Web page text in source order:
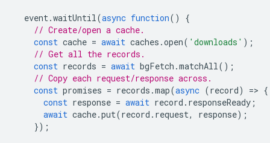
event.waitUntil(async function()
{
// Create/open a cache.
const cache = await caches .open( 'downloads' );
// Get all the records.
const records = await bgFetch .matchAll();
// Copy each request/response across.
const promises = records .map(async (record) => {
const response = await record . responseReady ;
await cache.put(record . request, response);
});